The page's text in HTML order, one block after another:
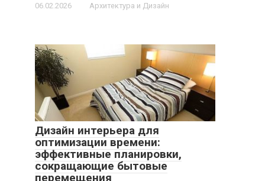
06.02.2026 Архитектура и Дизайн
Дизайн интерьера для
оптимизации времени:
эффективные планировки,
сокращающие бытовые
перемещения